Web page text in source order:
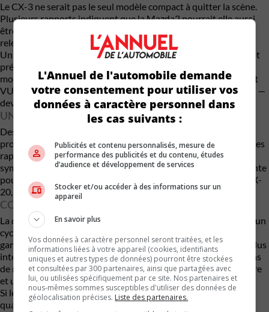
Le CX-3 ne serait pas le seul modèle compact à quitter la scène.
Plusieurs rapports indiquent que la Mazda2 pourrait elle aussi
être abandonnée d’ici juin. Mais la stratégie semble davantage
relever d’un renouvellement que d’un retrait du segment.
Un tout nouveau modèle inspiré du Vision X-Compact Concept
présenté l’an dernier pourrait arriver dès 2027, avec un design
modernisé et des technologies de dernière génération. Un petit
VUS dérivé de cette future citadine devrait logiquement suivre —
devenant le véritable successeur du CX-3.
UN CX-20 POUR TOURNER LA PAGE?
Des esquisses apparues l’an dernier, supposément liées à la
prochaine génération, montrent un véhicule arborant des phares
rappelant le nouveau CX-5 tout en conservant une silhouette
sympathique et urbaine. Mazda pourrait profiter de cette refonte
pour revoir la nomenclature et lancer le modèle sous le nom CX-
20, question de mieux l’intégrer à sa hiérarchie actuelle.
CONCLUSION
La disparition du CX-3 n’a rien de surprenant. Dans l’industrie, un
cycle de dix ans est déjà très long pour un véhicule d’entrée de
gamme, surtout dans un segment aussi compétitif. Ce qui est plus
intéressant, c’est la direction que semble prendre Mazda : moins
de modèles, mais mieux positionnés, avec un design plus mature
et une montée en gamme évidente.
Si le futur CX-20 adopte la philosophie récente de la marque —
qualité perçue supérieure, dynamique de conduite soignée — il
L'Annuel de l'automobile demande
votre consentement pour utiliser vos
données à caractère personnel dans
les cas suivants :
Publicités et contenu personnalisés, mesure de
performance des publicités et du contenu, études
d’audience et développement de services
Stocker et/ou accéder à des informations sur un
appareil
En savoir plus
Vos données à caractère personnel seront traitées, et les
informations liées à votre appareil (cookies, identifiants
uniques et autres types de données) pourront être stockées
et consultées par 300 partenaires, ainsi que partagées avec
lui, ou utilisées spécifiquement par ce site. Nos partenaires et
nous-mêmes sommes susceptibles d'utiliser des données de
géolocalisation précises. Liste des partenaires.